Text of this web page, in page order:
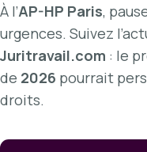
À l’AP-HP Paris,
urgences. Suivez
Juritravail.com : le
de 2026 pourrait
droits.